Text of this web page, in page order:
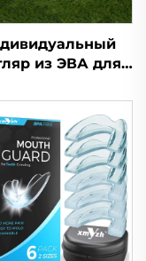
из ЭВА для
капы, для
защита
для зубов,
капы для
MMA,
от скрежета
зубами